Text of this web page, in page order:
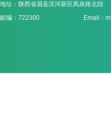
地址：陕西省眉县滨河新区凤泉路北段
邮编：722300 Email：